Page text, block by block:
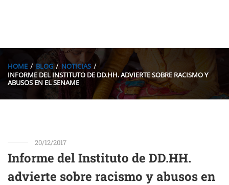
HOME BLOG
NOTICIAS
INFORME DEL INSTITUTO DE DD.HH. ADVIERTE SOBRE RACISMO Y
ABUSOS EN EL SENAME
20/12/2017
Informe del Instituto de DD.HH.
advierte sobre racismo y abusos en